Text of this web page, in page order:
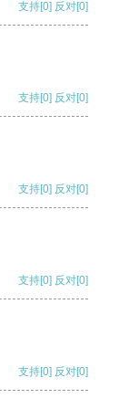
支持[0] 反对[0]
支持[0] 反对[0]
支持[0] 反对[0]
支持[0] 反对[0]
支持[0] 反对[0]